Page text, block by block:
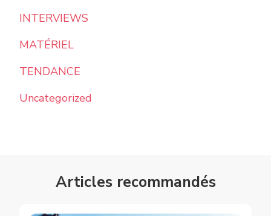
INTERVIEWS
MATÉRIEL
TENDANCE
Uncategorized
Articles recommandés